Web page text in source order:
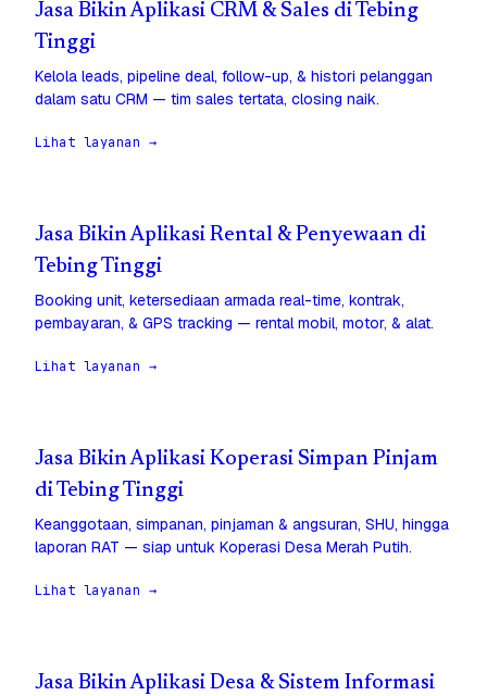
Jasa Bikin Aplikasi CRM & Sales di Tebing
Tinggi
Kelola leads, pipeline deal, follow-up, & histori pelanggan
dalam satu CRM — tim sales tertata, closing naik.
Lihat layanan →
Jasa Bikin Aplikasi Rental & Penyewaan di
Tebing Tinggi
Booking unit, ketersediaan armada real-time, kontrak,
pembayaran, & GPS tracking — rental mobil, motor, & alat.
Lihat layanan →
Jasa Bikin Aplikasi Koperasi Simpan Pinjam
di Tebing Tinggi
Keanggotaan, simpanan, pinjaman & angsuran, SHU, hingga
laporan RAT — siap untuk Koperasi Desa Merah Putih.
Lihat layanan →
Jasa Bikin Aplikasi Desa & Sistem Informasi